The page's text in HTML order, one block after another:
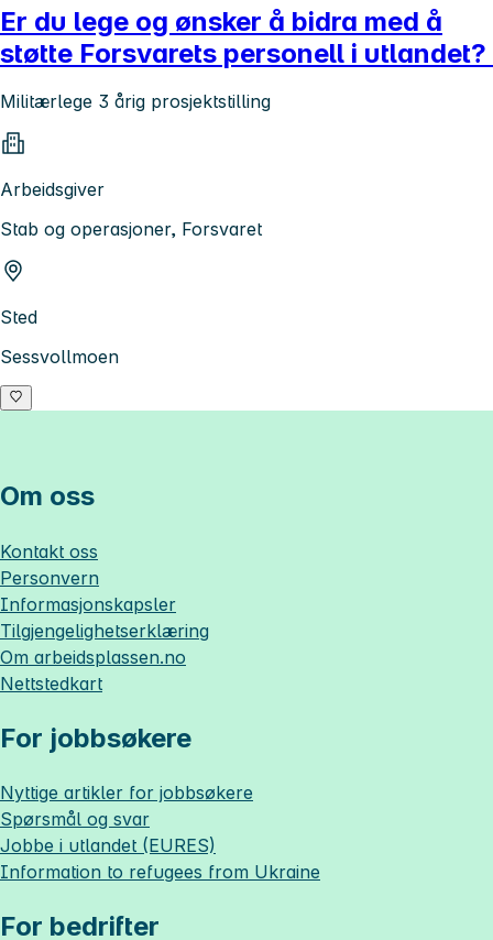
Er du lege og ønsker å bidra med å
støtte Forsvarets personell i utlandet?
Militærlege 3 årig prosjektstilling
Arbeidsgiver
Stab og operasjoner, Forsvaret
Sted
Sessvollmoen
Om oss
Kontakt oss
Personvern
Informasjonskapsler
Tilgjengelighetserklæring
Om arbeidsplassen.no
Nettstedkart
For jobbsøkere
Nyttige artikler for jobbsøkere
Spørsmål og svar
Jobbe i utlandet (EURES)
Information to refugees from Ukraine
For bedrifter